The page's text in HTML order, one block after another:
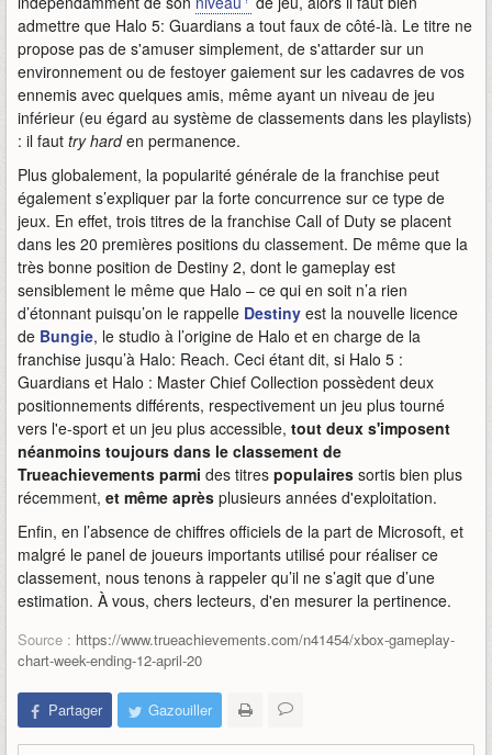
admettre que Halo 5: Guardians a tout faux de côté-là. Le titre ne
propose pas de s'amuser simplement, de s'attarder sur un
environnement ou de festoyer gaiement sur les cadavres de vos
ennemis avec quelques amis, même ayant un niveau de jeu
inférieur (eu égard au système de classements dans les playlists)
: il faut try harden permanence.
Plus globalement, la popularité générale de la franchise peut
également s’expliquer par la forte concurrence sur ce type de
jeux. En effet, trois titres de la franchise Call of Duty se placent
dans les 20 premières positions du classement. De même que la
très bonne position de Destiny 2, dont le gameplay est
sensiblement le même que Halo – ce qui en soit n’a rien
d’étonnant puisqu’on le rappelle Destiny est la nouvelle licence
de Bungie, le studio à l’origine de Halo et en charge de la
franchise jusqu’à Halo: Reach. Ceci étant dit, si Halo 5 :
Guardians et Halo : Master Chief Collection possèdent deux
positionnements différents, respectivement un jeu plus tourné
vers l'e-sport et un jeu plus accessible, tout deux s'imposent
néanmoins toujours dans le classement de
Trueachievements parmi des titres populaires sortis bien plus
récemment, et même après plusieurs années d'exploitation.
Enfin, en l’absence de chiffres officiels de la part de Microsoft, et
malgré le panel de joueurs importants utilisé pour réaliser ce
classement, nous tenons à rappeler qu’il ne s’agit que d’une
estimation. À vous, chers lecteurs, d'en mesurer la pertinence.
Source : https://www.trueachievements.com/n41454/xbox-gameplay-
chart-week-ending-12-april-20
Partager Gazouiller